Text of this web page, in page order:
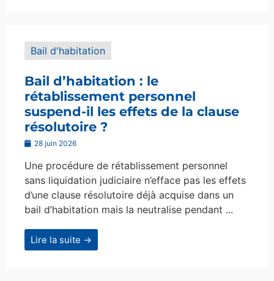
Bail d'habitation
Bail d’habitation : le
rétablissement personnel
suspend-il les effets de la clause
résolutoire ?
28 juin 2026
Une procédure de rétablissement personnel
sans liquidation judiciaire n’efface pas les effets
d’une clause résolutoire déjà acquise dans un
bail d’habitation mais la neutralise pendant ...
Lire la suite →